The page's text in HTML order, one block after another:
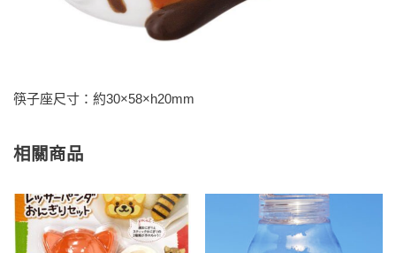
筷子座尺寸：約30×58×h20mm
相關商品